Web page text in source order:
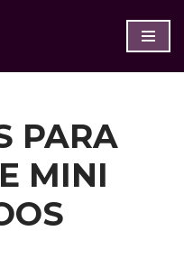
PARA
MINI